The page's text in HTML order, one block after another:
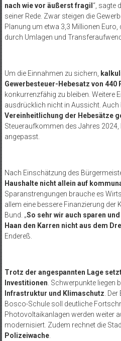
nach wie vor äußerst fragil “, sagte
seiner Rede. Zwar steigen die
Planung um etwa 3,3 Millionen
durch Umlagen und
Um die Einnahmen zu sichern,
Gewerbesteuer-Hebesatz von 440
konkurrenzfähig zu bleiben. Weitere
ausdrücklich nicht in Aussicht. Auch
Vereinheitlichung der Hebesätze
Steueraufkommen des Jahres
angepasst.
Nach Einschätzung des
Haushalte nicht allein auf
Sparanstrengungen brauche es
allem eine bessere Finanzierung der
Bund. „So sehr wir auch sparen
Haan den Karren nicht aus dem
Endereß.
Trotz der angespannten Lage
Investitionen. Schwerpunkte liegen
Infrastruktur und Klimaschutz.
Bosco-Schule soll deutliche
Photovoltaikanlagen werden weiter
modernisiert. Zudem rechnet die
Polizeiwache.